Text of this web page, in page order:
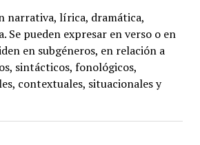
narrativa, lírica, dramática,
Se pueden expresar en verso o en
en subgéneros, en relación a
sintácticos, fonológicos,
contextuales, situacionales y